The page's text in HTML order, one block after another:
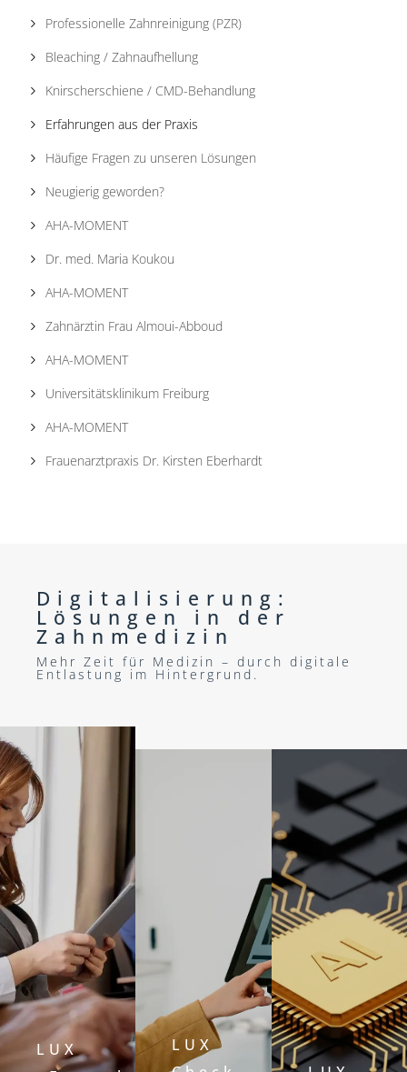
Professionelle Zahnreinigung (PZR)
Bleaching / Zahnaufhellung
Knirscherschiene / CMD-Behandlung
Erfahrungen aus der Praxis
Häufige Fragen zu unseren Lösungen
Neugierig geworden?
AHA-MOMENT
Dr. med. Maria Koukou
AHA-MOMENT
Zahnärztin Frau Almoui-Abboud
AHA-MOMENT
Universitätsklinikum Freiburg
AHA-MOMENT
Frauenarztpraxis Dr. Kirsten Eberhardt
Digitalisierung:
Lösungen in der
Zahnmedizin
Mehr Zeit für Medizin – durch digitale
Entlastung im Hintergrund.
LUX
LUX